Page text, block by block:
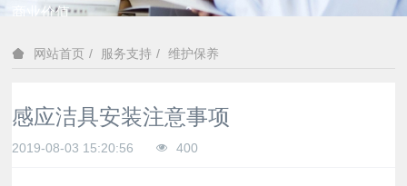
商业价值
网站首页 服务支持 维护保养
感应洁具安装注意事项
2019-08-03 15:20:56 400